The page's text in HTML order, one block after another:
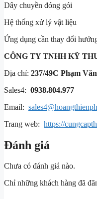
Dây chuyền đóng gói
Hệ thống xử lý vật liệu
Ứng dụng cần thay đổi
CÔNG TY TNHH KỸ
Địa chỉ: 237/49C Phạm
Sales4: 0938.804.977
Email:
Trang web: https://
Đánh giá
Chưa có đánh giá nào.
Chỉ những khách hàng đã